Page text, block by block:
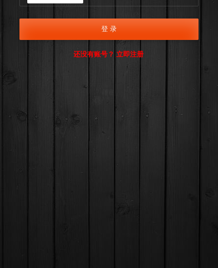
登 录
还没有账号？ 立即注册